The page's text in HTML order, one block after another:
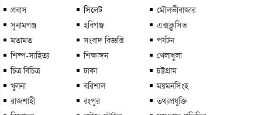
প্রবাস
সিলেট
মৌলভীবাজার
সুনামগঞ্জ
হবিগঞ্জ
এক্সক্লুসিভ
মতামত
সংবাদ বিজ্ঞপ্তি
পর্যটন
শিল্প-সাহিত্য
শিক্ষাঙ্গন
খেলাধুলা
চিত্র বিচিত্র
ঢাকা
চট্টগ্রাম
খুলনা
বরিশাল
ময়মনসিংহ
রাজশাহী
রংপুর
তথ্যপ্রযুক্তি